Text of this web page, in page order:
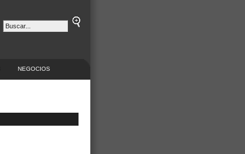
NEGOCIOS